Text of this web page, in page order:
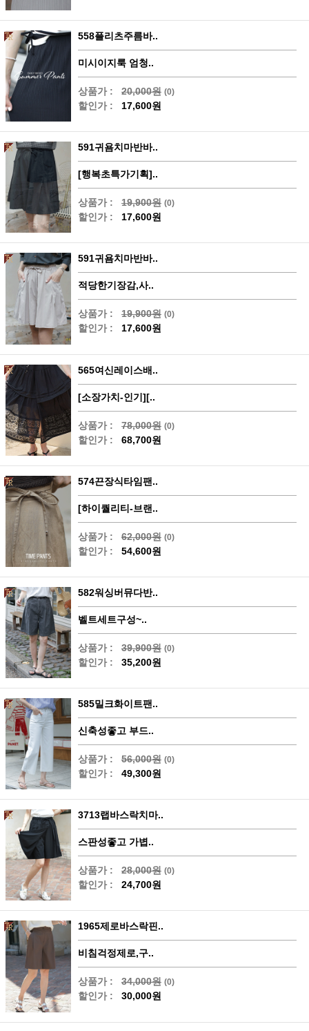
558플리츠주름바..
미시이지룩 엄청..
상품가 : 20,000원 (0)
할인가 : 17,600원
591귀욤치마반바..
[행복초특가기획]..
상품가 : 19,900원 (0)
할인가 : 17,600원
591귀욤치마반바..
적당한기장감,사..
상품가 : 19,900원 (0)
할인가 : 17,600원
565여신레이스배..
[소장가치-인기][..
상품가 : 78,000원 (0)
할인가 : 68,700원
574끈장식타임팬..
[하이퀄리티-브랜..
상품가 : 62,000원 (0)
할인가 : 54,600원
582워싱버뮤다반..
벨트세트구성~..
상품가 : 39,900원 (0)
할인가 : 35,200원
585밀크화이트팬..
신축성좋고 부드..
상품가 : 56,000원 (0)
할인가 : 49,300원
3713랩바스락치마..
스판성좋고 가볍..
상품가 : 28,000원 (0)
할인가 : 24,700원
1965제로바스락핀..
비침걱정제로,구..
상품가 : 34,000원 (0)
할인가 : 30,000원